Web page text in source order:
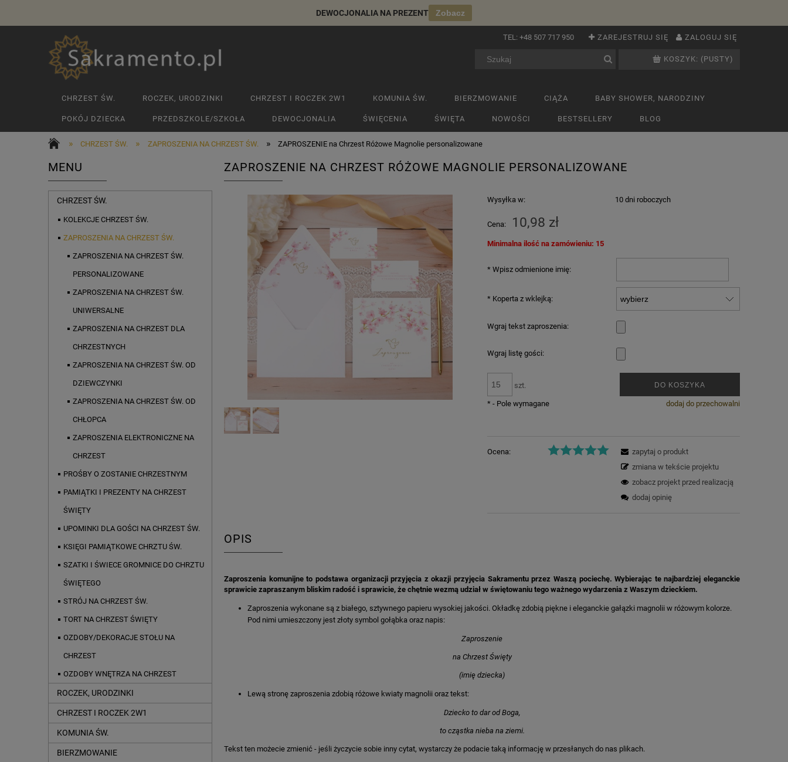
DEWOCJONALIA NA PREZENT Zobacz
ZAREJESTRUJ SIĘ ZALOGUJ SIĘ
TEL: +48 507 717 950
KOSZYK: (PUSTY)
CHRZEST ŚW. ROCZEK, URODZINKI CHRZEST I ROCZEK 2W1 KOMUNIA ŚW. BIERZMOWANIE CIĄŻA BABY SHOWER, NARODZINY
POKÓJ DZIECKA PRZEDSZKOLE/SZKOŁA DEWOCJONALIA ŚWIĘCENIA ŚWIĘTA NOWOŚCI BESTSELLERY BLOG
» CHRZEST ŚW. » ZAPROSZENIA NA CHRZEST ŚW. » ZAPROSZENIE na Chrzest Różowe Magnolie personalizowane
MENU
CHRZEST ŚW.
KOLEKCJE CHRZEST ŚW.
ZAPROSZENIA NA CHRZEST ŚW.
ZAPROSZENIA NA CHRZEST ŚW.
PERSONALIZOWANE
ZAPROSZENIA NA CHRZEST ŚW.
UNIWERSALNE
ZAPROSZENIA NA CHRZEST DLA
CHRZESTNYCH
ZAPROSZENIA NA CHRZEST ŚW. OD
DZIEWCZYNKI
ZAPROSZENIA NA CHRZEST ŚW. OD
CHŁOPCA
ZAPROSZENIA ELEKTRONICZNE NA
CHRZEST
PROŚBY O ZOSTANIE CHRZESTNYM
PAMIĄTKI I PREZENTY NA CHRZEST
ŚWIĘTY
UPOMINKI DLA GOŚCI NA CHRZEST ŚW.
KSIĘGI PAMIĄTKOWE CHRZTU ŚW.
SZATKI I ŚWIECE GROMNICE DO CHRZTU
ŚWIĘTEGO
STRÓJ NA CHRZEST ŚW.
TORT NA CHRZEST ŚWIĘTY
OZDOBY/DEKORACJE STOŁU NA
CHRZEST
OZDOBY WNĘTRZA NA CHRZEST
ROCZEK, URODZINKI
CHRZEST I ROCZEK 2W1
KOMUNIA ŚW.
BIERZMOWANIE
ZAPROSZENIE NA CHRZEST RÓŻOWE MAGNOLIE PERSONALIZOWANE
Wysyłka w: 10 dni roboczych
Cena: 10,98 zł
Minimalna ilość na zamówieniu: 15
* Wpisz odmienione imię:
* Koperta z wklejką:
Wgraj tekst zaproszenia:
Wgraj listę gości:
szt. DO KOSZYKA
dodaj do przechowalni
* - Pole wymagane
Ocena:
zapytaj o produkt
zmiana w tekście projektu
zobacz projekt przed realizacją
dodaj opinię
OPIS
Zaproszenia komunijne to podstawa organizacji przyjęcia z okazji przyjęcia Sakramentu przez Waszą pociechę. Wybierając te najbardziej eleganckie
sprawicie zapraszanym bliskim radość i sprawicie, że chętnie wezmą udział w świętowaniu tego ważnego wydarzenia z Waszym dzieckiem.
Zaproszenia wykonane są z białego, sztywnego papieru wysokiej jakości. Okładkę zdobią piękne i eleganckie gałązki magnolii w różowym kolorze.
Pod nimi umieszczony jest złoty symbol gołąbka oraz napis:
Zaproszenie
na Chrzest Święty
(imię dziecka)
Lewą stronę zaproszenia zdobią różowe kwiaty magnolii oraz tekst:
Dziecko to dar od Boga,
to cząstka nieba na ziemi.
Tekst ten możecie zmienić - jeśli życzycie sobie inny cytat, wystarczy że podacie taką informację w przesłanych do nas plikach.